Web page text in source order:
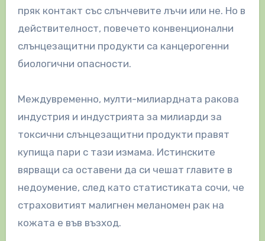
пряк контакт със слънчевите лъчи или не. Но в
действителност, повечето конвенционални
слънцезащитни продукти са канцерогенни
биологични опасности.
Междувременно, мулти-милиардната ракова
индустрия и индустрията за милиарди за
токсични слънцезащитни продукти правят
купища пари с тази измама. Истинските
вярващи са оставени да си чешат главите в
недоумение, след като статистиката сочи, че
страховитият малигнен меланомен рак на
кожата е във възход.